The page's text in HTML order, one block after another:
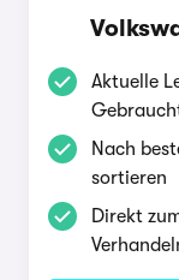
Aktuelle
Nach
sortieren
Direkt